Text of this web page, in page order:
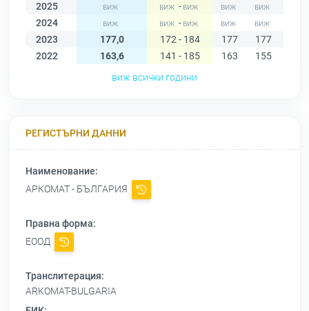
2025
-
2024
-
2023
177,0 172 - 184 177 177
2022
163,6 141 - 185 163 155
виж всички години
РЕГИСТЪРНИ ДАННИ
Наименование:
АРКОМАТ - БЪЛГАРИЯ
Правна форма:
ЕООД
Транслитерация:
ARKOMAT-BULGARIA